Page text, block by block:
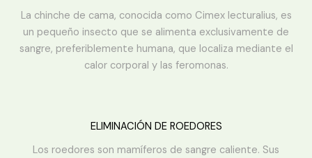
La chinche de cama, conocida como Cimex lecturalius, es
un pequeño insecto que se alimenta exclusivamente de
sangre, preferiblemente humana, que localiza mediante el
calor corporal y las feromonas.
ELIMINACIÓN DE ROEDORES
Los roedores son mamíferos de sangre caliente. Sus